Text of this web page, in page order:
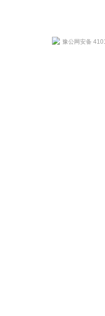
豫公网安备